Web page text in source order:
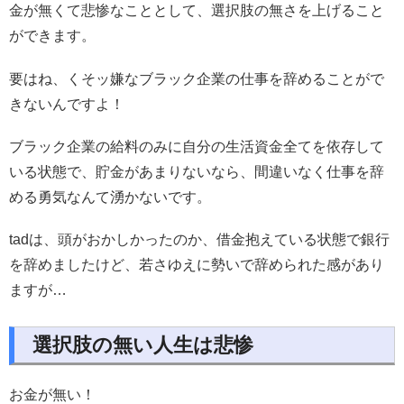
金が無くて悲惨なこととして、選択肢の無さを上げること
ができます。
要はね、くそッ嫌なブラック企業の仕事を辞めることがで
きないんですよ！
ブラック企業の給料のみに自分の生活資金全てを依存して
いる状態で、貯金があまりないなら、間違いなく仕事を辞
める勇気なんて湧かないです。
tadは、頭がおかしかったのか、借金抱えている状態で銀行
を辞めましたけど、若さゆえに勢いで辞められた感があり
ますが…
選択肢の無い人生は悲惨
お金が無い！